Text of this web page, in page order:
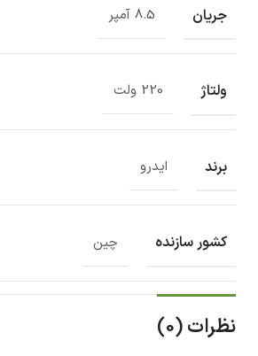
جریان 8.5 آمپر
ولتاژ 220 ولت
برند ایدرو
کشور سازنده چین
نظرات (0)